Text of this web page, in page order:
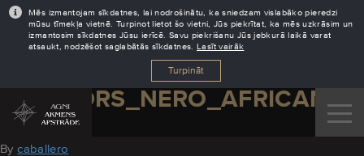
Mēs izmantojam sīkdatnes, lai nodrošinātu, ka sniedzam vislabāko pieredzi
mūsu tīmekļa vietnē. Turpinot lietot šo vietni, Jūs piekrītat, ka mēs uzkrāsim un
izmantosim sīkdatnes Jūsu ierīcē. Savu piekrišanu Jūs jebkurā laikā varat
atsaukt, nodzēšot saglabātās sīkdatnes. Lasīt vairāk
Turpināt
MARMORS_NERO_AFRICANO
August 29, 2016
Bycaballero